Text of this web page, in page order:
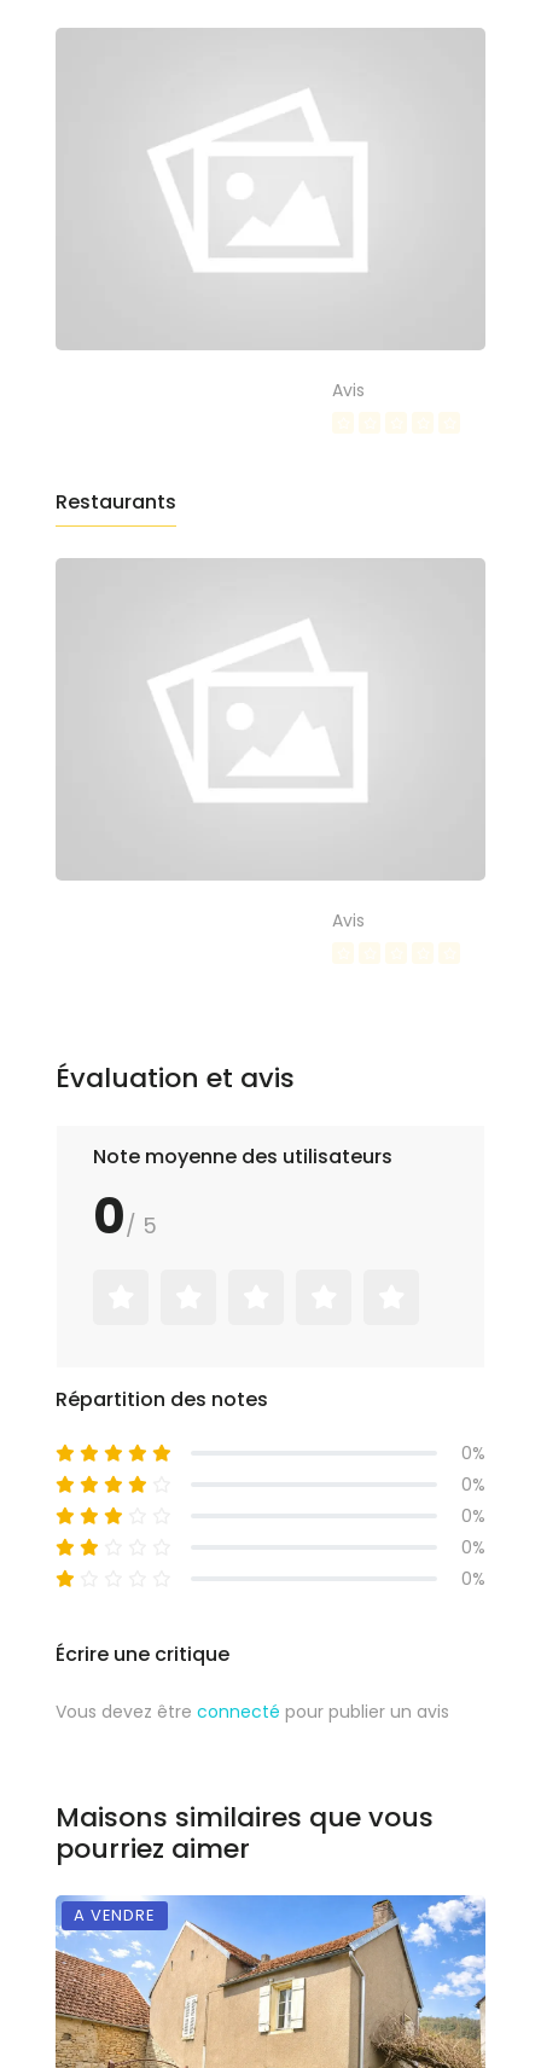
Avis
Restaurants
Avis
Évaluation et avis
Note moyenne des utilisateurs
0/ 5
Répartition des notes
0%
0%
0%
0%
0%
Écrire une critique
Vous devez être connecté pour publier un avis
Maisons similaires que vous
pourriez aimer
A VENDRE